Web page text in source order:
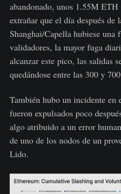
abandonado, unos 1.55M
extrañar que el día después de
Shanghai/Capella hubiese una
validadores, la mayor fuga
alcanzar este pico, las salidas
quedándose entre las 300 y
También hubo un incidente en
fueron expulsados poco
algo atribuido a un error
de uno de los nodos de un
Lido.